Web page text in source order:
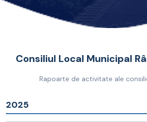
Consiliul Local Municipal
Rapoarte de activitate ale
2025